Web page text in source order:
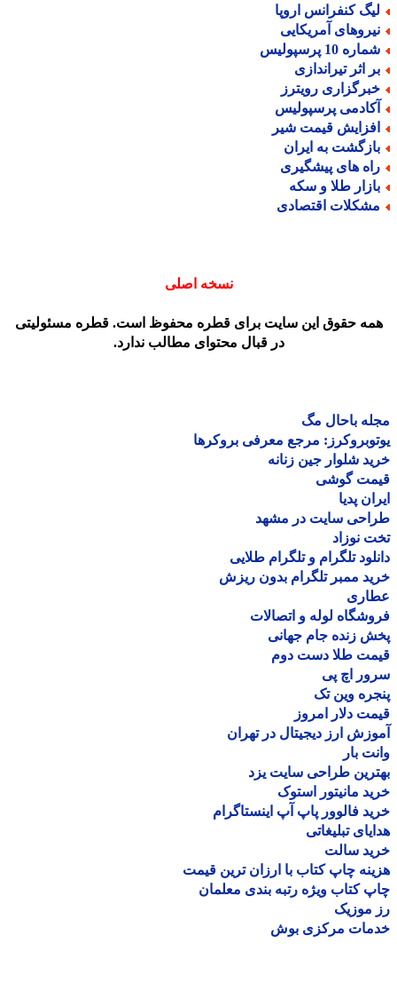
کنفرانس اروپا
آمریکایی
10 پرسپولیس
اثر تیراندازی
رویترز
پرسپولیس
قیمت شیر
به ایران
های پیشگیری
طلا و سکه
اقتصادی
نسخه اصلی
حقوق این سایت برای قطره محفوظ است. قطره مسئولیتی
در قبال محتوای مطالب ندارد.
باحال مگ
مرجع معرفی بروکرها
شلوار جین زنانه
گوشی
پدیا
سایت در مشهد
نوزاد
تلگرام و تلگرام طلایی
ممبر تلگرام بدون ریزش
لوله و اتصالات
زنده جام جهانی
طلا دست دوم
اچ پی
وین تک
دلار امروز
ارز دیجیتال در تهران
بار
طراحی سایت یزد
مانیتور استوک
فالوور پاپ آپ اینستاگرام
تبلیغاتی
سالت
چاپ کتاب با ارزان ترین قیمت
کتاب ویژه رتبه بندی معلمان
موزیک
مرکزی بوش